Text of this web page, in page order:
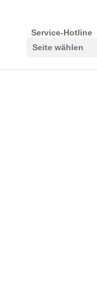
Service-Hotline
Seite wählen